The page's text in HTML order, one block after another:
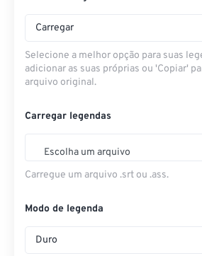
Carregar
Selecione a melhor opção para suas
adicionar as suas próprias ou 'Copiar'
arquivo original.
Carregar legendas
Escolha um arquivo
Carregue um arquivo .srt ou .ass.
Modo de legenda
Duro